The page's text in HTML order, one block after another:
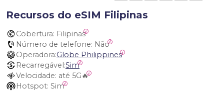
Recursos do eSIM Filipinas
Cobertura: Filipinas
Número de telefone: Não
Operadora:Globe Philippines
Recarregável:Sim
Velocidade: até 5G🔥
Hotspot: Sim